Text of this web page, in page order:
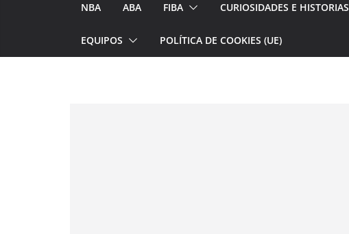
NBA ABA FIBA CURIOSIDADES E HISTORIAS
EQUIPOS POLÍTICA DE COOKIES (UE)